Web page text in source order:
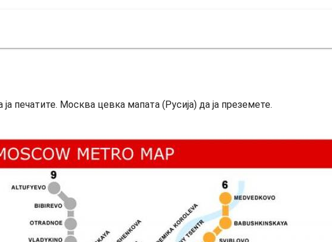
печатите. Москва цевка мапата (Русија) да ја преземете.